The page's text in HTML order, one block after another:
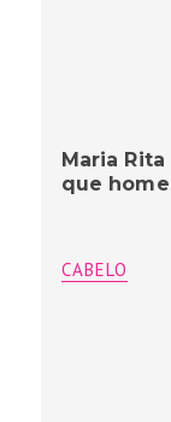
Maria
que
CABELO